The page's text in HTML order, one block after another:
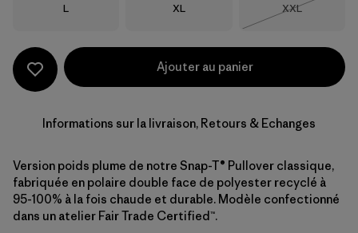
Taille
L Taille
XL Taille
XXL
Ajouter au panier
Informations sur la livraison, Retours & Echanges
Version poids plume de notre Snap-T® Pullover classique,
fabriquée en polaire double face de polyester recyclé à
95-100% à la fois chaude et durable. Modèle confectionné
dans un atelier Fair Trade Certified™.